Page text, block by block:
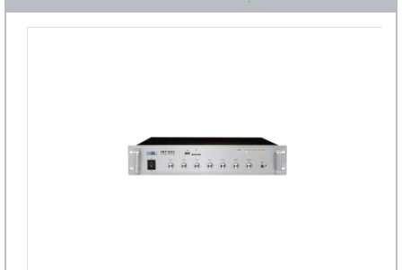
Loa Treo Tường Kasen 206 GT